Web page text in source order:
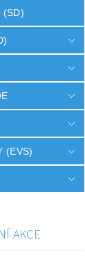
(SD)
(EVS)
AKCE